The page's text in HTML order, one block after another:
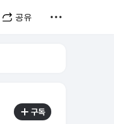
공유
구독